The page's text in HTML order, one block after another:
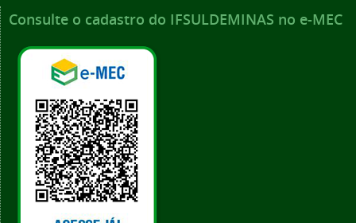
Consulte o cadastro do IFSULDEMINAS no e-MEC